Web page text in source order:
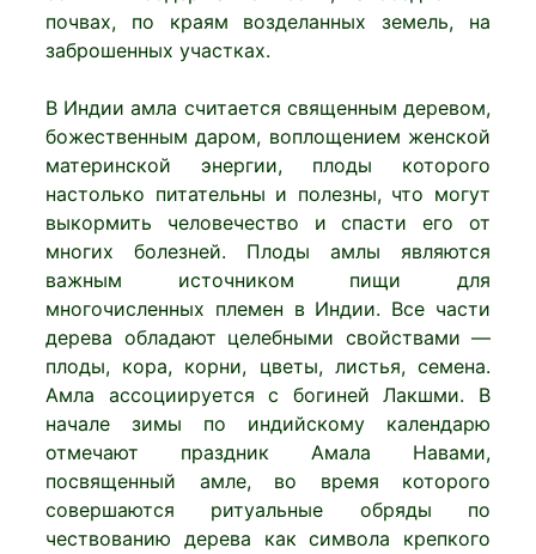
почвах, по краям возделанных земель, на
заброшенных участках.
В Индии амла считается священным деревом,
божественным даром, воплощением женской
материнской энергии, плоды которого
настолько питательны и полезны, что могут
выкормить человечество и спасти его от
многих болезней. Плоды амлы являются
важным источником пищи для
многочисленных племен в Индии. Все части
дерева обладают целебными свойствами —
плоды, кора, корни, цветы, листья, семена.
Амла ассоциируется с богиней Лакшми. В
начале зимы по индийскому календарю
отмечают праздник Амала Навами,
посвященный амле, во время которого
совершаются ритуальные обряды по
чествованию дерева как символа крепкого